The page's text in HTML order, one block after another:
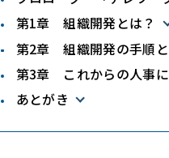
第1章 組織開発とは？
第2章 組織開発の手順
第3章 これからの人事
あとがき